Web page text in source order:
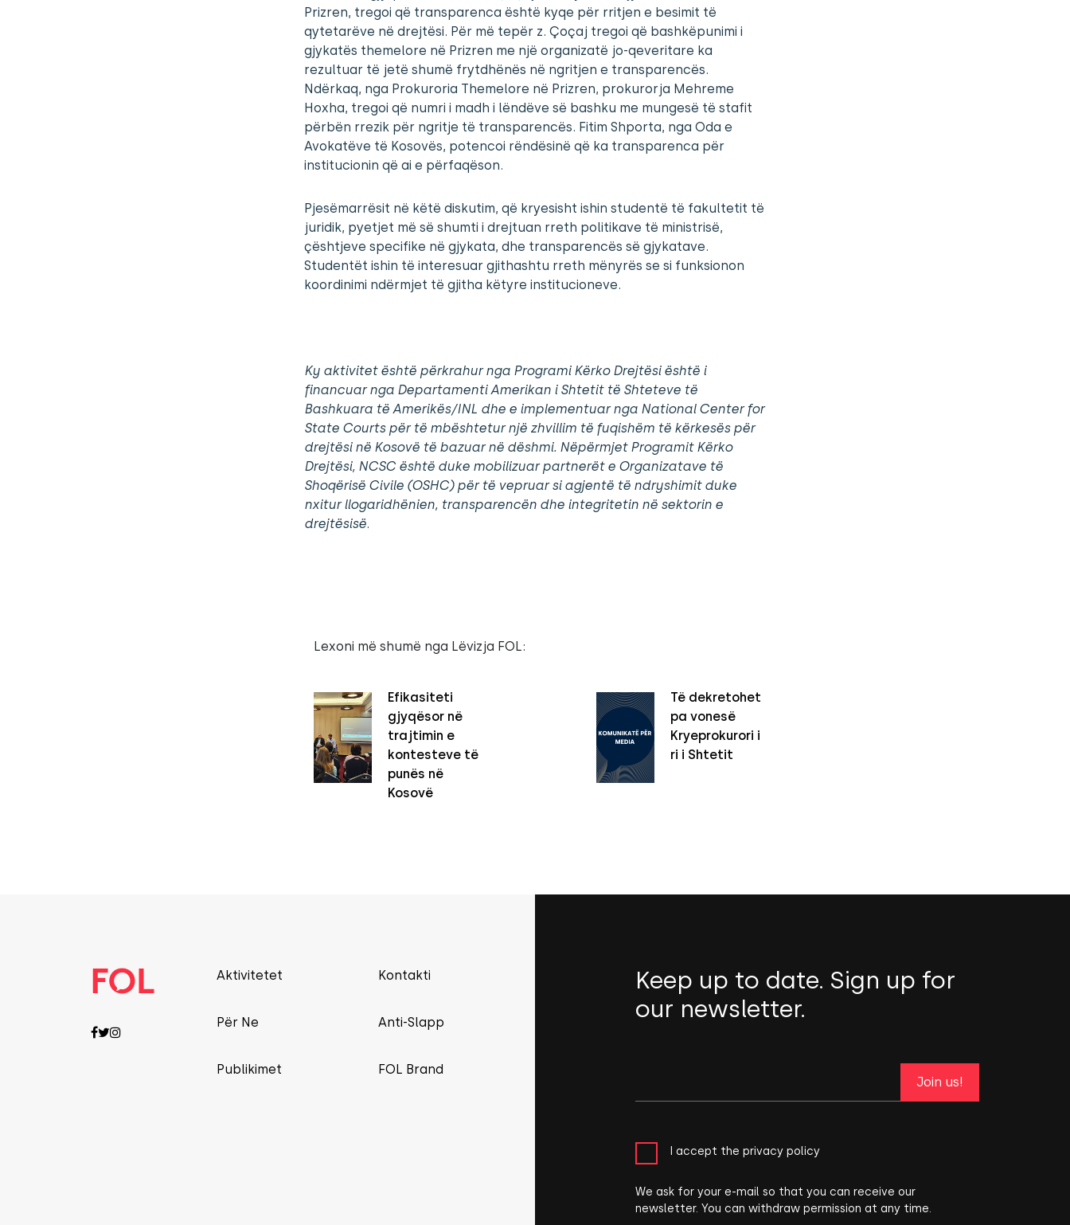
Prizren, tregoi që transparenca është kyqe për rritjen e besimit të
qytetarëve në drejtësi. Për më tepër z. Çoçaj tregoi që bashkëpunimi i
gjykatës themelore në Prizren me një organizatë jo-qeveritare ka
rezultuar të jetë shumë frytdhënës në ngritjen e transparencës.
Ndërkaq, nga Prokuroria Themelore në Prizren, prokurorja Mehreme
Hoxha, tregoi që numri i madh i lëndëve së bashku me mungesë të stafit
përbën rrezik për ngritje të transparencës. Fitim Shporta, nga Oda e
Avokatëve të Kosovës, potencoi rëndësinë që ka transparenca për
institucionin që ai e përfaqëson.
Pjesëmarrësit në këtë diskutim, që kryesisht ishin studentë të fakultetit të
juridik, pyetjet më së shumti i drejtuan rreth politikave të ministrisë,
çështjeve specifike në gjykata, dhe transparencës së gjykatave.
Studentët ishin të interesuar gjithashtu rreth mënyrës se si funksionon
koordinimi ndërmjet të gjitha këtyre institucioneve.
Ky aktivitet është përkrahur nga Programi Kërko Drejtësi është i
financuar nga Departamenti Amerikan i Shtetit të Shteteve të
Bashkuara të Amerikës/INL dhe e implementuar nga National Center for
State Courts për të mbështetur një zhvillim të fuqishëm të kërkesës për
drejtësi në Kosovë të bazuar në dëshmi. Nëpërmjet Programit Kërko
Drejtësi, NCSC është duke mobilizuar partnerët e Organizatave të
Shoqërisë Civile (OSHC) për të vepruar si agjentë të ndryshimit duke
nxitur llogaridhënien, transparencën dhe integritetin në sektorin e
drejtësisë.
Lexoni më shumë nga Lëvizja FOL:
Efikasiteti
gjyqësor në
trajtimin e
kontesteve të
punës në
Kosovë
Të dekretohet
pa vonesë
Kryeprokurori i
ri i Shtetit
Aktivitetet
Për Ne
Publikimet
Kontakti
Anti-Slapp
FOL Brand
Keep up to date. Sign up for
our newsletter.
Join us!
I accept the privacy policy
We ask for your e-mail so that you can receive our
newsletter. You can withdraw permission at any time.